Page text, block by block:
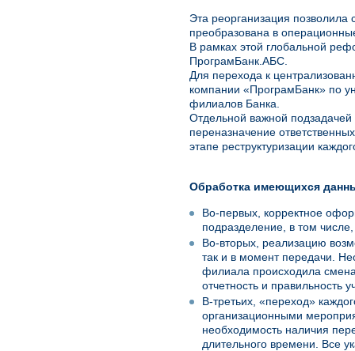
Эта реорганизация
преобразована в
В рамках этой глобальной
ПрограмБанк.АБС.
Для перехода к
компании «ПрограмБанк» по
филиалов Банка.
Отдельной важной
переназначение
этапе реструктуризации
Обработка имеющихся
Во-первых, корректное
подразделение, в том
Во-вторых, реализацию
так и в момент передачи.
филиала происходила
отчетность и правильность
В-третьих, «переход»
организационными
необходимость наличия
длительного времени. Все